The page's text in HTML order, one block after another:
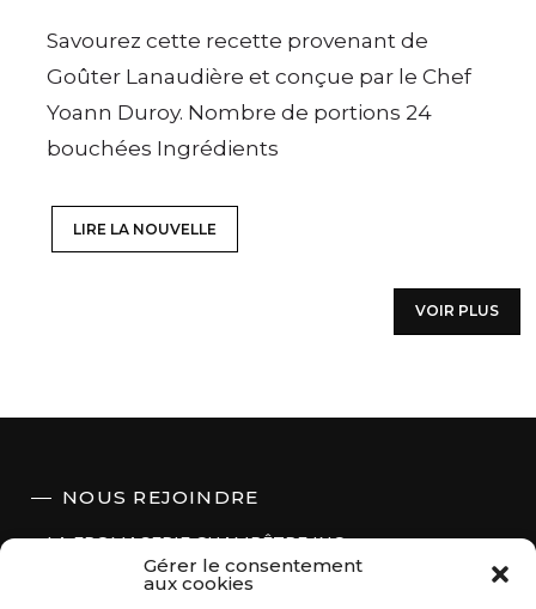
Gérer le consentement
aux cookies
Savourez cette recette provenant de
Goûter Lanaudière et conçue par le Chef
Yoann Duroy. Nombre de portions 24
bouchées Ingrédients
LIRE LA NOUVELLE
VOIR PLUS
NOUS REJOINDRE
LA FROMAGERIE CHAMPÊTRE INC.
415, des Industries